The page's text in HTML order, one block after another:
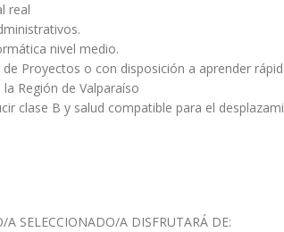
real
nivel medio.
Proyectos o con disposición a aprender
Región de Valparaíso
clase B y salud compatible para el
SELECCIONADO/A DISFRUTARÁ DE: